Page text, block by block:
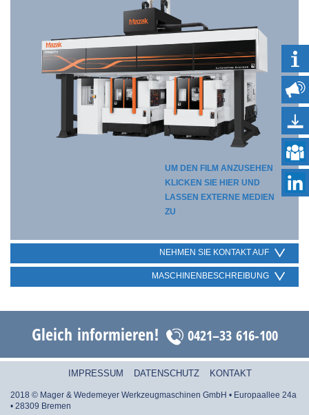
UM DEN FILM ANZUSEHEN
KLICKEN SIE HIER UND
LASSEN EXTERNE MEDIEN
ZU
NEHMEN SIE KONTAKT AUF
MASCHINENBESCHREIBUNG
Gleich informieren! 0421–33 616-100
IMPRESSUM DATENSCHUTZ KONTAKT
2018 © Mager & Wedemeyer Werkzeugmaschinen GmbH • Europaallee 24a
• 28309 Bremen